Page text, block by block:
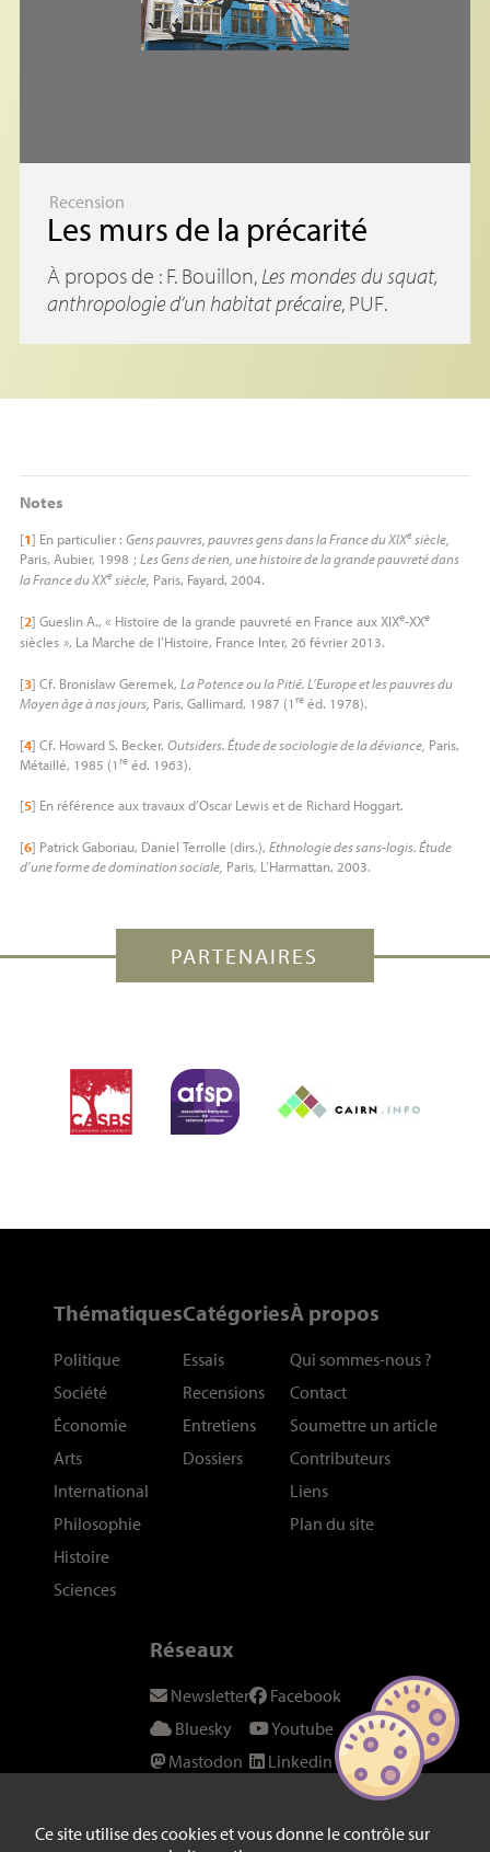
Ce site utilise des cookies et vous donne le contrôle sur
Recension
Les murs de la précarité
À propos de : F. Bouillon, Les mondes du squat,
anthropologie d’un habitat précaire, PUF.
Notes
[1] En particulier : Gens pauvres, pauvres gens dans la France duXIXesiècle,
Paris, Aubier, 1998 ; Les Gens de rien, une histoire de la grande pauvreté dans
la France duXXesiècle, Paris, Fayard, 2004.
[2] Gueslin A., « Histoire de la grande pauvreté en France auxXIXe-XXe
siècles », La Marche de l’Histoire, France Inter, 26 février 2013.
[3] Cf. Bronislaw Geremek, La Potence ou la Pitié. L’Europe et les pauvres du
Moyen âge à nos jours, Paris, Gallimard, 1987 (1 reéd. 1978).
[4] Cf. Howard S. Becker, Outsiders. Étude de sociologie de la déviance, Paris,
Métaillé, 1985 (1 reéd. 1963).
[5] En référence aux travaux d’Oscar Lewis et de Richard Hoggart.
[6] Patrick Gaboriau, Daniel Terrolle (dirs.), Ethnologie des sans-logis. Étude
d’une forme de domination sociale, Paris, L’Harmattan, 2003.
PARTENAIRES
Thématiques
Politique
Société
Économie
Arts
International
Philosophie
Histoire
Sciences
Catégories
Essais
Recensions
Entretiens
Dossiers
À propos
Qui sommes-nous ?
Contact
Soumettre un article
Contributeurs
Liens
Plan du site
Réseaux
Newsletter
Bluesky
Mastodon
Instagram
Facebook
Youtube
Linkedin
Fil RSS